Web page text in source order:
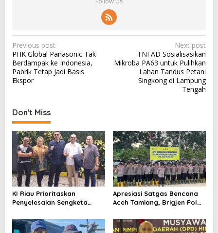
P
o
s
t
a
v
g
a
t
i
o
n
Previous post
PHK Global Panasonic Tak
Berdampak ke Indonesia,
Pabrik Tetap Jadi Basis
Ekspor
Next post
TNI AD Sosialisasikan
Mikroba PA63 untuk Pulihkan
Lahan Tandus Petani
Singkong di Lampung
Tengah
Don't Miss
KI Riau Prioritaskan
Penyelesaian Sengketa
Masa Jabatan
Apresiasi Satgas Bencana
Aceh Tamiang, Brigjen Pol
Evaluasi dan Pencegahan
Bencana Susulan